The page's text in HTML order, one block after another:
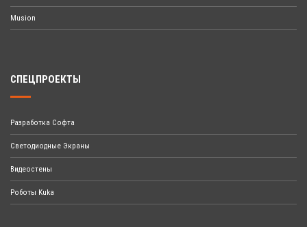
Musion
СПЕЦПРОЕКТЫ
Разработка Софта
Светодиодные Экраны
Видеостены
Роботы Kuka